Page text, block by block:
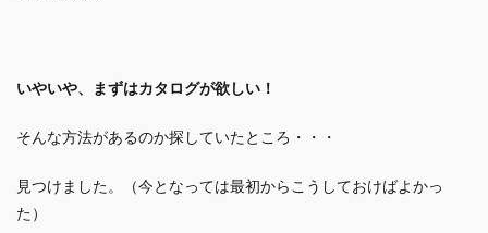
いやいや、 まずはカタログが欲しい！
そんな方法があるのか探していたところ・・・
見つけました。（今となっては最初からこうしておけばよかっ
た）